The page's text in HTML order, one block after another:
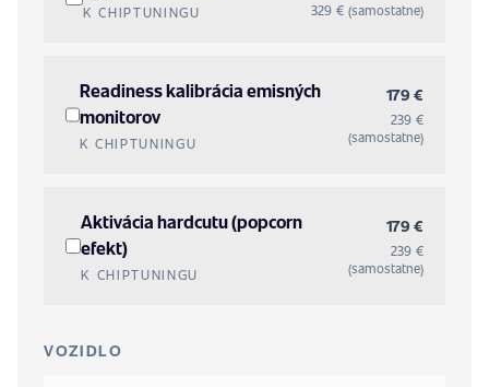
K CHIPTUNINGU 329 € (samostatne)
Readiness kalibrácia emisných
monitorov
K CHIPTUNINGU
179 €
239 €
(samostatne)
Aktivácia hardcutu (popcorn
efekt)
K CHIPTUNINGU
179 €
239 €
(samostatne)
VOZIDLO